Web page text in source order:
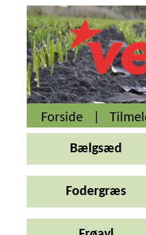
Forside
Bælgsæd
Fodergræs